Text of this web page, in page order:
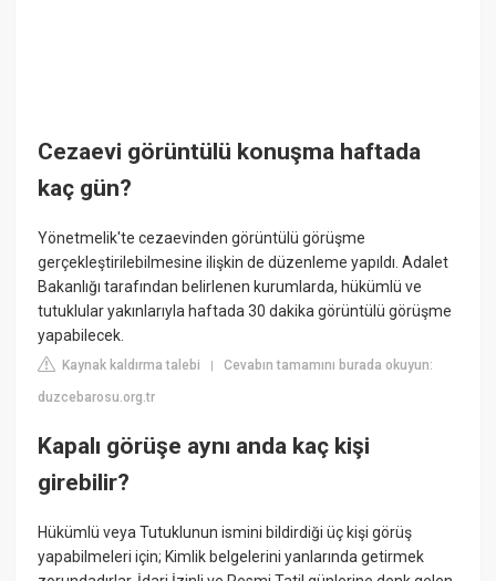
Cezaevi görüntülü konuşma haftada
kaç gün?
Yönetmelik'te cezaevinden görüntülü görüşme
gerçekleştirilebilmesine ilişkin de düzenleme yapıldı. Adalet
Bakanlığı tarafından belirlenen kurumlarda, hükümlü ve
tutuklular yakınlarıyla haftada 30 dakika görüntülü görüşme
yapabilecek.
Kaynak kaldırma talebi |Cevabın tamamını burada okuyun:
duzcebarosu.org.tr
Kapalı görüşe aynı anda kaç kişi
girebilir?
Hükümlü veya Tutuklunun ismini bildirdiği üç kişi görüş
yapabilmeleri için; Kimlik belgelerini yanlarında getirmek